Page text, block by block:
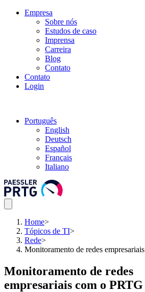
Empresa
Sobre nós
Estudos de caso
Imprensa
Carreira
Blog
Contato
Contato
Login
Português
English
Deutsch
Español
Français
Italiano
Home>
Tópicos de TI>
Rede>
Monitoramento de redes empresariais
Monitoramento de redes
empresariais com o PRTG